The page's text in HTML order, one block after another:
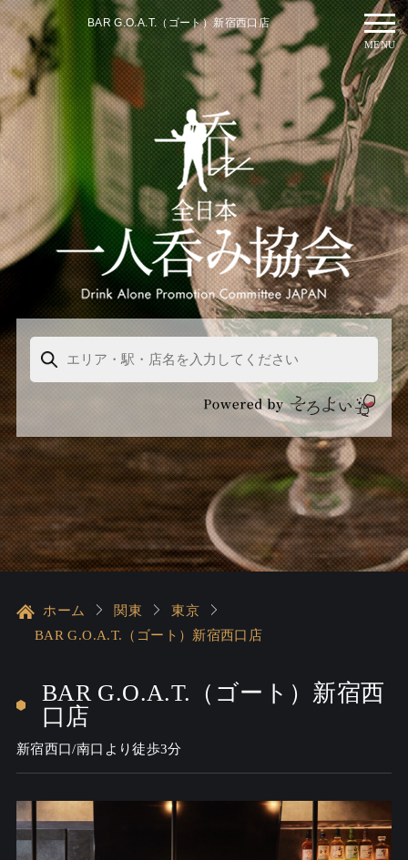
BAR G.O.A.T.（ゴート）新宿西口店
MENU
ホーム 関東
東京
BAR G.O.A.T.（ゴート）新宿西口店
BAR G.O.A.T.（ゴート）新宿西
口店
新宿西口/南口より徒歩3分